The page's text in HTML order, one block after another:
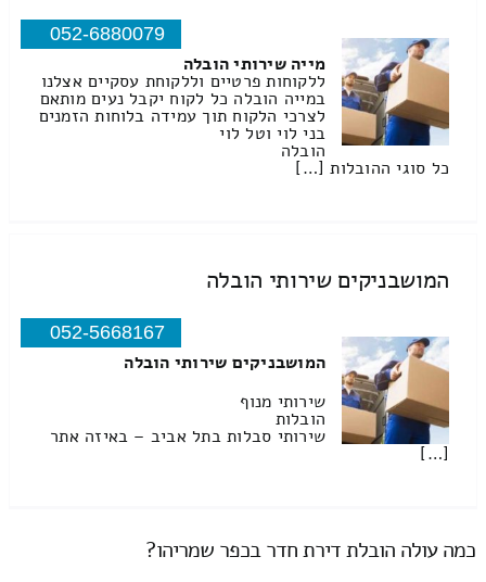
052-6880079
מייה שירותי הובלה
ללקוחות פרטיים וללקוחת עסקיים אצלנו
במייה הובלה כל לקוח יקבל נעים מותאם
לצרכי הלקוח תוך עמידה בלוחות הזמנים
בני לוי וטל לוי
הובלה
כל סוגי ההובלות […]
המושבניקים שירותי הובלה
052-5668167
המושבניקים שירותי הובלה
שירותי מנוף
הובלות
שירותי סבלות בתל אביב – באיזה אתר
[…]
כמה עולה הובלת דירת חדר בכפר שמריהו?